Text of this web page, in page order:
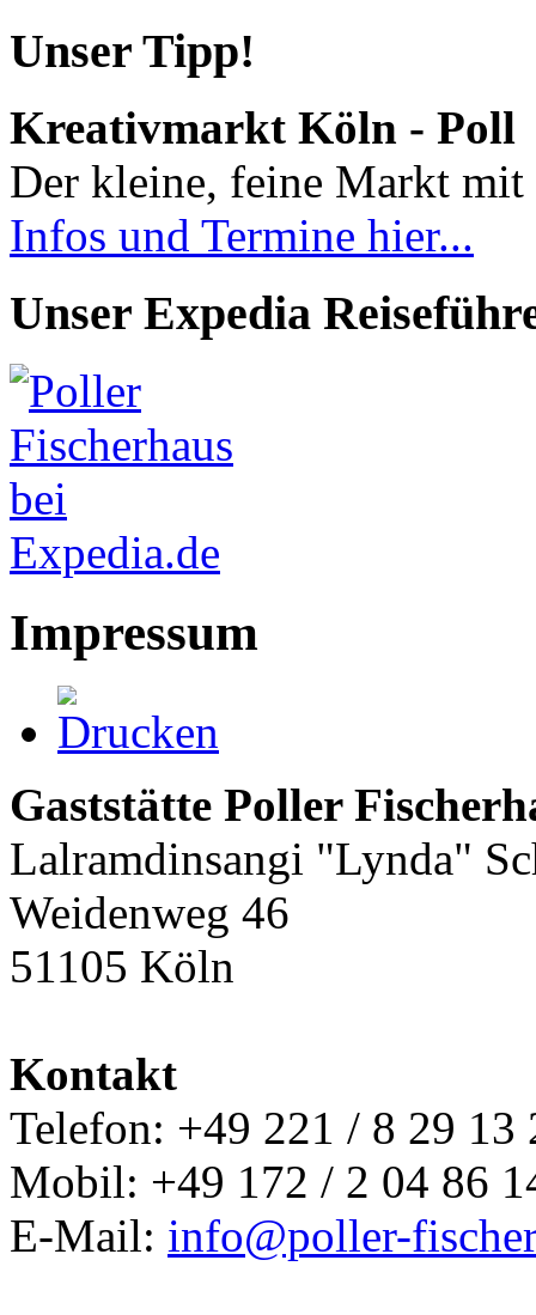
Unser Tipp!
Kreativmarkt Köln - Poll
Der kleine, feine Markt
Infos und Termine hier...
Unser Expedia
Impressum
Gaststätte Poller
Lalramdinsangi "Lynda"
Weidenweg 46
51105 Köln
Kontakt
Telefon: +49 221 / 8 29 13
Mobil: +49 172 / 2 04 86
E-Mail: info@poller-